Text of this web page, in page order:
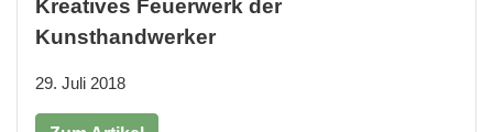
Kreatives Feuerwerk der
Kunsthandwerker
29. Juli 2018